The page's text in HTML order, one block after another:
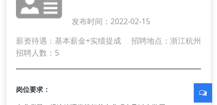
发布时间：2022-02-15
薪资待遇：基本薪金+实绩提成
招聘地点：浙江杭州
招聘人数：5
岗位要求：